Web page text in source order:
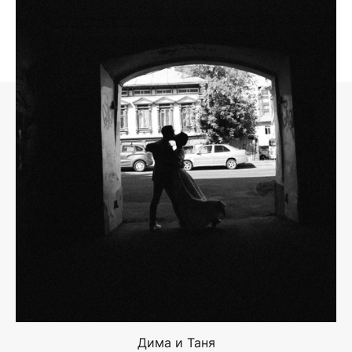
Дима и Таня